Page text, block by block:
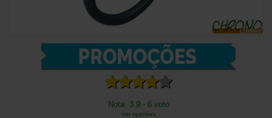
Nota: 3.9 - 6 voto
Ver opiniões